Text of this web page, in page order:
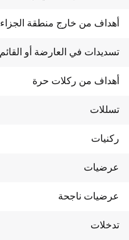
أهداف من خارج منطقة الجزاء
تسديدات في العارضة أو القائم
أهداف من ركلات حرة
تسللات
ركنيات
عرضيات
عرضيات ناجحة
تدخلات